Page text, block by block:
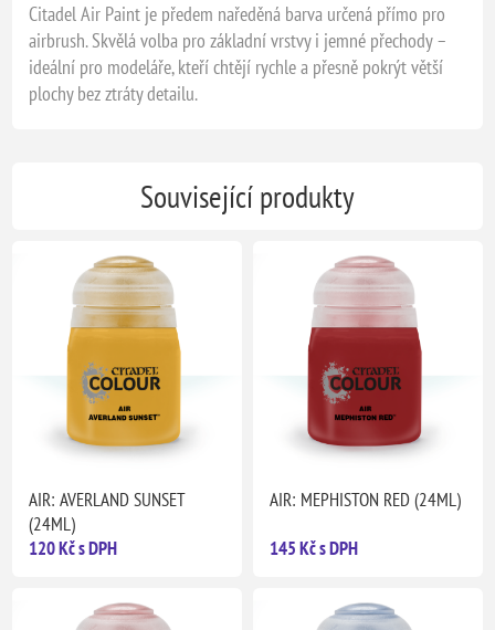
Citadel Air Paint je předem naředěná barva určená přímo pro
airbrush. Skvělá volba pro základní vrstvy i jemné přechody –
ideální pro modeláře, kteří chtějí rychle a přesně pokrýt větší
plochy bez ztráty detailu.
Související produkty
AIR: AVERLAND SUNSET
(24ML)
120 Kč s DPH
AIR: MEPHISTON RED (24ML)
145 Kč s DPH